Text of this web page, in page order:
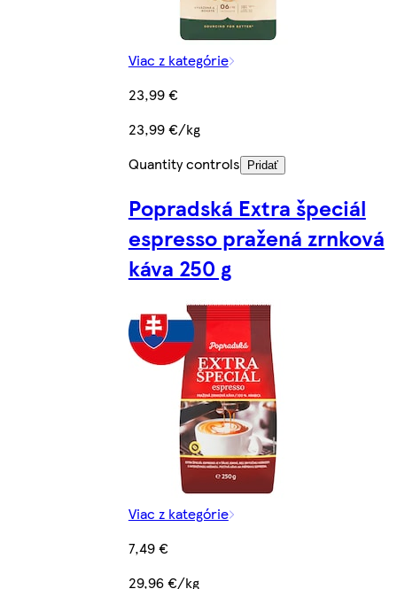
Viac z kategórie
23,99 €
23,99 €/kg
Quantity controls
Pridať
Popradská Extra špeciál
espresso pražená zrnková
káva 250 g
Viac z kategórie
7,49 €
29,96 €/kg